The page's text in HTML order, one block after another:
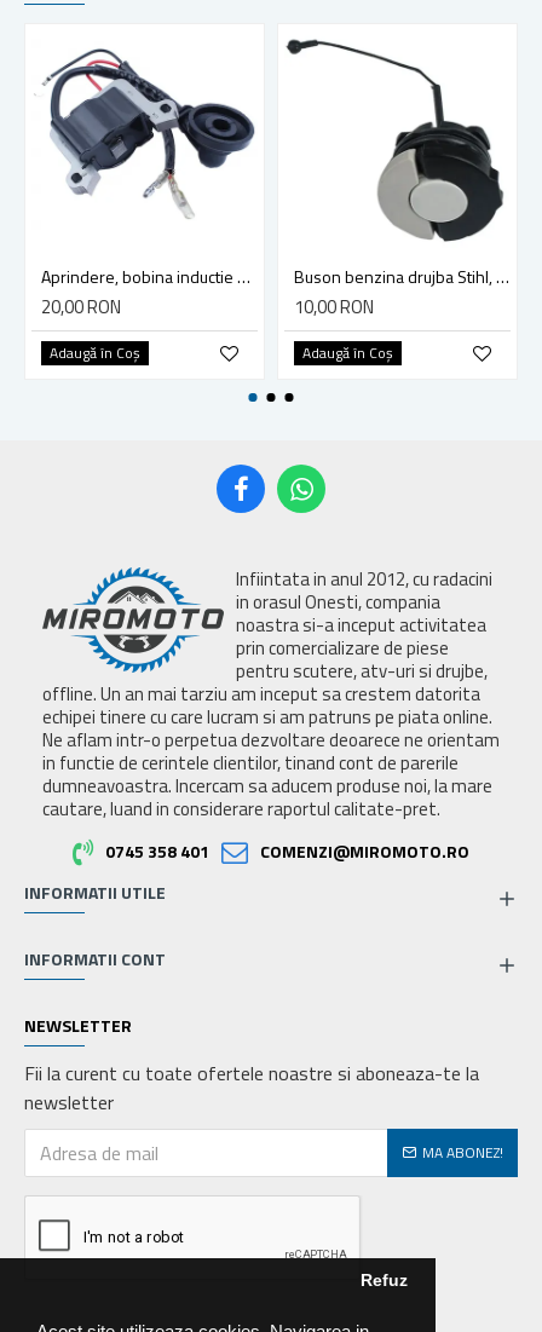
Refuz
Aprindere, bobina inductie motocoasa chinezeasca TL43 TL 52, Ruris Dac 210, Dac 310
20,00 RON
Adaugă în Coş
Buson benzina drujba Stihl, model cu clapeta
10,00 RON
Adaugă în Coş
Infiintata in anul 2012, cu radacini
in orasul Onesti, compania
noastra si-a inceput activitatea
prin comercializare de piese
pentru scutere, atv-uri si drujbe,
offline. Un an mai tarziu am inceput sa crestem datorita
echipei tinere cu care lucram si am patruns pe piata online.
Ne aflam intr-o perpetua dezvoltare deoarece ne orientam
in functie de cerintele clientilor, tinand cont de parerile
dumneavoastra. Incercam sa aducem produse noi, la mare
cautare, luand in considerare raportul calitate-pret.
0745 358 401
COMENZI@MIROMOTO.RO
INFORMATII UTILE
INFORMATII CONT
NEWSLETTER
Fii la curent cu toate ofertele noastre si aboneaza-te la
newsletter
MA ABONEZ!